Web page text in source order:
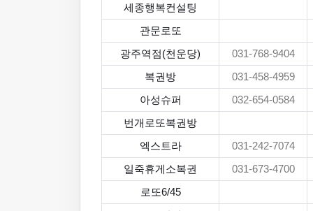
세종행복컨설팅
관문로또
광주역점(천운당) 031-768-9404
복권방 031-458-4959
아성슈퍼 032-654-0584
번개로또복권방
엑스트라 031-242-7074
일죽휴게소복권 031-673-4700
로또6/45